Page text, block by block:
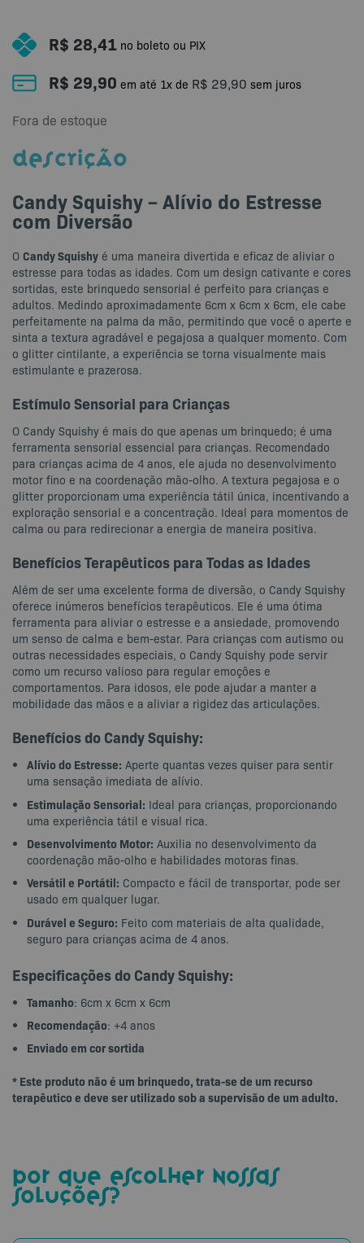
R$ 28,41 no boleto ou PIX
R$ 29,90 em até 1x de R$ 29,90 sem juros
Fora de estoque
DESCRIÇÃO
Candy Squishy – Alívio do Estresse
com Diversão
O Candy Squishy é uma maneira divertida e eficaz de aliviar o
estresse para todas as idades. Com um design cativante e cores
sortidas, este brinquedo sensorial é perfeito para crianças e
adultos. Medindo aproximadamente 6cm x 6cm x 6cm, ele cabe
perfeitamente na palma da mão, permitindo que você o aperte e
sinta a textura agradável e pegajosa a qualquer momento. Com
o glitter cintilante, a experiência se torna visualmente mais
estimulante e prazerosa.
Estímulo Sensorial para Crianças
O Candy Squishy é mais do que apenas um brinquedo; é uma
ferramenta sensorial essencial para crianças. Recomendado
para crianças acima de 4 anos, ele ajuda no desenvolvimento
motor fino e na coordenação mão-olho. A textura pegajosa e o
glitter proporcionam uma experiência tátil única, incentivando a
exploração sensorial e a concentração. Ideal para momentos de
calma ou para redirecionar a energia de maneira positiva.
Benefícios Terapêuticos para Todas as Idades
Além de ser uma excelente forma de diversão, o Candy Squishy
oferece inúmeros benefícios terapêuticos. Ele é uma ótima
ferramenta para aliviar o estresse e a ansiedade, promovendo
um senso de calma e bem-estar. Para crianças com autismo ou
outras necessidades especiais, o Candy Squishy pode servir
como um recurso valioso para regular emoções e
comportamentos. Para idosos, ele pode ajudar a manter a
mobilidade das mãos e a aliviar a rigidez das articulações.
Benefícios do Candy Squishy:
Alívio do Estresse: Aperte quantas vezes quiser para sentir
uma sensação imediata de alívio.
Estimulação Sensorial: Ideal para crianças, proporcionando
uma experiência tátil e visual rica.
Desenvolvimento Motor: Auxilia no desenvolvimento da
coordenação mão-olho e habilidades motoras finas.
Versátil e Portátil: Compacto e fácil de transportar, pode ser
usado em qualquer lugar.
Durável e Seguro: Feito com materiais de alta qualidade,
seguro para crianças acima de 4 anos.
Especificações do Candy Squishy:
Tamanho: 6cm x 6cm x 6cm
Recomendação: +4 anos
Enviado em cor sortida
* Este produto não é um brinquedo, trata-se de um recurso
terapêutico e deve ser utilizado sob a supervisão de um adulto.
por que escolher nossas
soluções?